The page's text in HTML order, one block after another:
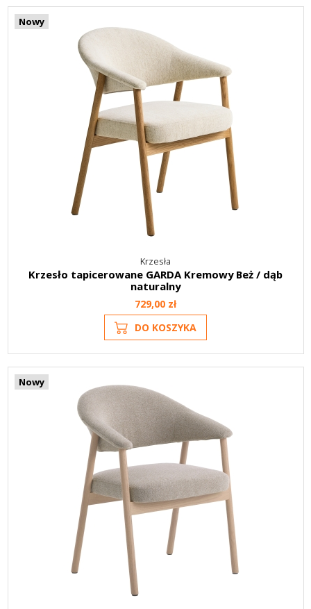
Nowy
Krzesła
Krzesło tapicerowane GARDA Kremowy Beż / dąb
naturalny
729,00 zł
DO KOSZYKA
Nowy